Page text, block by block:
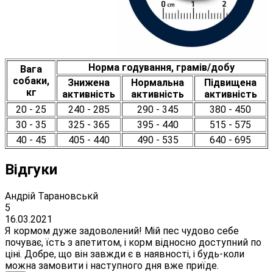
Вага
собаки,
кг
Норма годування, грамів/добу
Знижена
активність
Нормальна
активність
Підвищена
активність
20 - 25
240 - 285 290 - 345
380 - 450
30 - 35
325 - 365 395 - 440
515 - 575
40 - 45
405 - 440 490 - 535 640 - 695
Відгуки
Андрій Тарановськй
5
16.03.2021
Я кормом дуже задоволений! Мій пес чудово себе
почуває, їсть з апетитом, і корм відносно доступний по
ціні. Добре, що він завжди є в наявності, і будь-коли
можна замовити і наступного дня вже приїде.